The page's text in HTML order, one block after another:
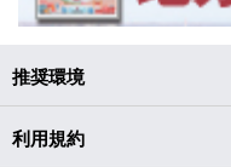
推奨環境
利用規約